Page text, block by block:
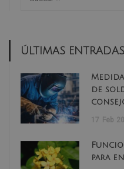
ÚLTIMAS ENTRADAS
de
17 Feb
para